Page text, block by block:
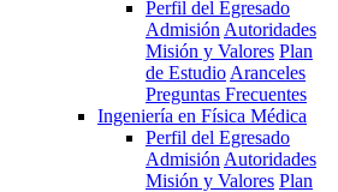
Perfil del Egresado
Admisión Autoridades
Misión y Valores Plan
de Estudio Aranceles
Preguntas Frecuentes
Ingeniería en Física Médica
Perfil del Egresado
Admisión Autoridades
Misión y Valores Plan